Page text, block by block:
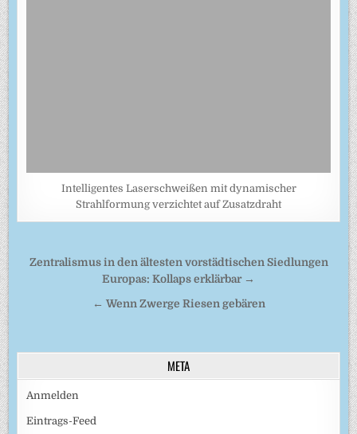
Intelligentes Laserschweißen mit dynamischer
Strahlformung verzichtet auf Zusatzdraht
Beitragsnavigation
Zentralismus in den ältesten vorstädtischen Siedlungen
Europas: Kollaps erklärbar →
← Wenn Zwerge Riesen gebären
META
Anmelden
Eintrags-Feed